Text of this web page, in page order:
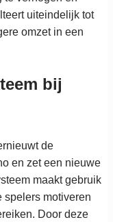
uiteindelijk tot
omzet in een
bij
de
en zet een nieuwe
maakt gebruik
motiveren
Door deze